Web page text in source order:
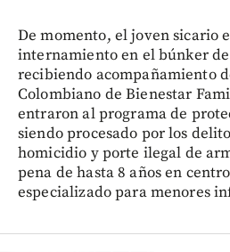
De momento, el joven sicario
internamiento en el búnker
recibiendo acompañamiento
Colombiano de Bienestar
entraron al programa de
siendo procesado por los
homicidio y porte ilegal de
pena de hasta 8 años en
especializado para menores